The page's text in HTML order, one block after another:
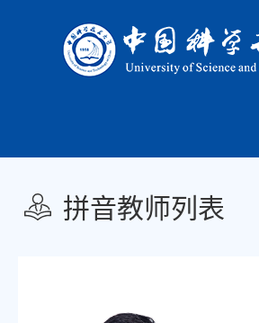
拼音教师列表